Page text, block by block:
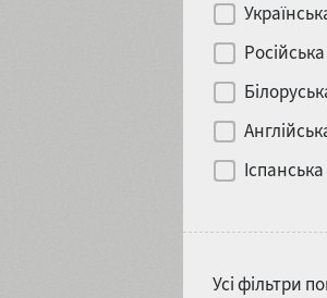
Характер і
Усі фільтри